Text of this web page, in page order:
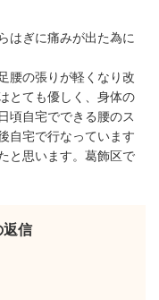
はぎに痛みが出た為に
腰の張りが軽くなり改
とても優しく、身体の
頃自宅でできる腰のス
自宅で行なっています
と思います。葛飾区で
返信